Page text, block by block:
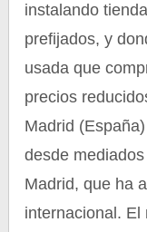
instalando
prefijados, y
usada que
precios
Madrid
desde
Madrid, que ha
internacional. El